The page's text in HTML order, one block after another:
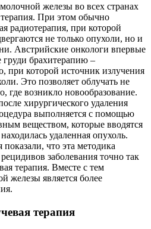
железы во всех странах
терапия. При этом обычно
радиотерапия, при которой
не только опухоли, но и
Австрийские онкологи впервые
груди брахитерапию –
при которой источник излучения
Это позволяет облучать не
где возникло новообразование.
хирургического удаления
выполняется с помощью
веществом, которые вводятся
удаленная опухоль.
что эта методика
заболевания точно так
терапия. Вместе с тем
железы является более
терапия